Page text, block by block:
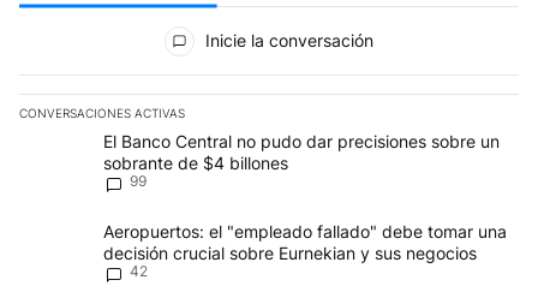
Inicie la conversación
CONVERSACIONES ACTIVAS
Un artículo de tendencia con el título "El Banco Central no
El Banco Central no pudo dar precisiones sobre un
sobrante de $4 billones
99
Un artículo de tendencia con el título "Aeropuertos: el
Aeropuertos: el "empleado fallado" debe tomar una
decisión crucial sobre Eurnekian y sus negocios
42